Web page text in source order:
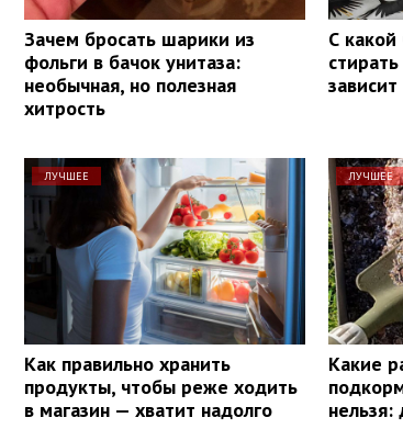
Зачем бросать шарики из
фольги в бачок унитаза:
необычная, но полезная
хитрость
С какой
ЛУЧШЕЕ
Как правильно хранить
продукты, чтобы реже ходить
в магазин — хватит надолго
ЛУЧШЕЕ
Какие
нельзя: